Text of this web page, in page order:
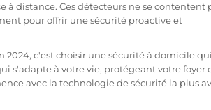
à distance. Ces détecteurs ne se contentent
pour offrir unesécurité proactive et
2024, c'est choisir unesécuritéà domicile
s'adapte à votre vie, protégeant votre foyer
avec la technologie desécurité la plus